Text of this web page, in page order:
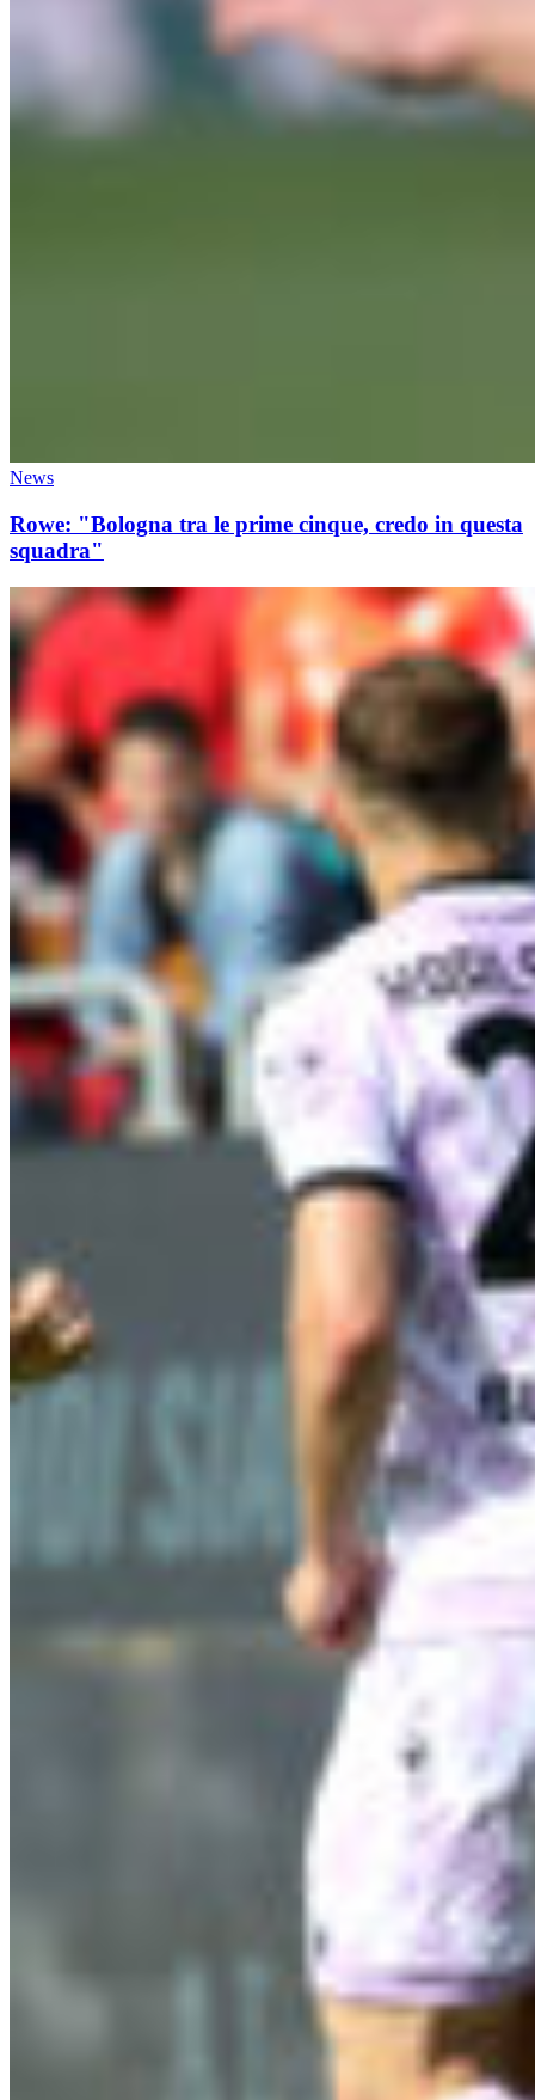
News
Rowe: "Bologna tra le prime cinque, credo in questa
squadra"